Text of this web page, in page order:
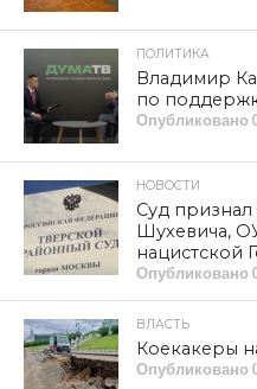
ПОЛИТИКА
Владимир
по
Опубликовано
НОВОСТИ
Суд
Шухевича,
нацистской
Опубликовано
ВЛАСТЬ
Коекакеры
Опубликовано